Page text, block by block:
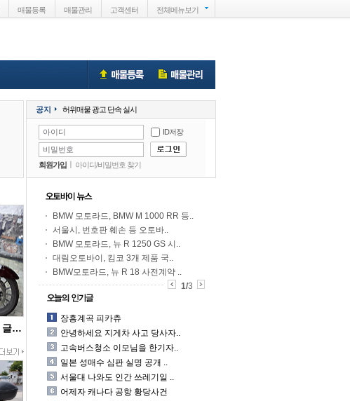
매물등록 매물관리 고객센터 전체메뉴보기
할리데이비슨 CVO 스트리트 글라이드 FLHXSE
공지 허위매물 광고 단속 실시
ID저장
회원가입 아이디/비밀번호 찾기
BMW 모토라드, BMW M 1000 RR 등..
서울시, 번호판 훼손 등 오토바..
BMW 모토라드, 뉴 R 1250 GS 시..
대림오토바이, 킴코 3개 제품 국..
BMW모토라드, 뉴 R 18 사전계약 ..
1/3
장흥계곡 피카츄
안녕하세요 지게차 사고 당사자..
고속버스청소 이모님을 한기자..
일본 성매수 심판 실명 공개 ..
서울대 나와도 인간 쓰레기일 ..
어제자 캐나다 공항 황당사건